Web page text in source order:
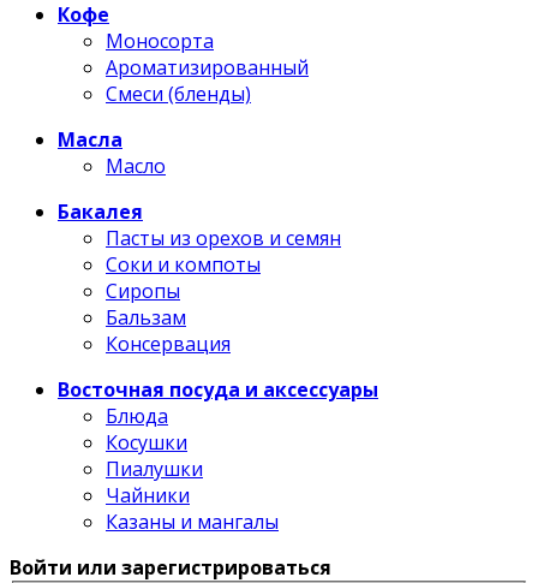
Кофе
Моносорта
Ароматизированный
Смеси (бленды)
Масла
Масло
Бакалея
Пасты из орехов и семян
Соки и компоты
Сиропы
Бальзам
Консервация
Восточная посуда и аксессуары
Блюда
Косушки
Пиалушки
Чайники
Казаны и мангалы
Войти или зарегистрироваться